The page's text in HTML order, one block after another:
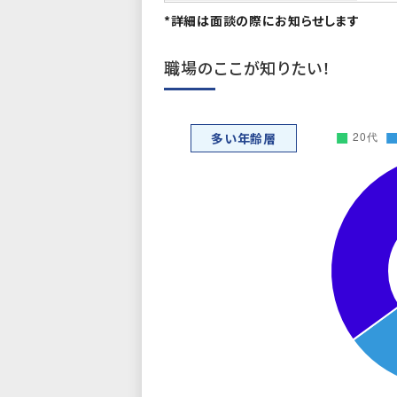
*詳細は面談の際にお知らせします
職場のここが知りたい！
多い年齢層